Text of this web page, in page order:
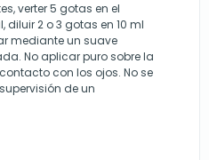
verter 5 gotas en el
diluir 2 o 3 gotas en 10 ml
mediante un suave
No aplicar puro sobre la
con los ojos. No se
de un